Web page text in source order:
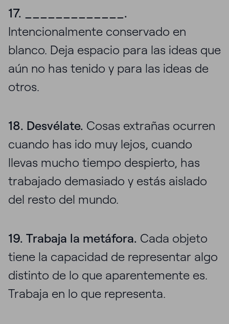
17. _____________.
Intencionalmente conservado en
blanco. Deja espacio para las ideas que
aún no has tenido y para las ideas de
otros.
18. Desvélate. Cosas extrañas ocurren
cuando has ido muy lejos, cuando
llevas mucho tiempo despierto, has
trabajado demasiado y estás aislado
del resto del mundo.
19. Trabaja la metáfora. Cada objeto
tiene la capacidad de representar algo
distinto de lo que aparentemente es.
Trabaja en lo que representa.